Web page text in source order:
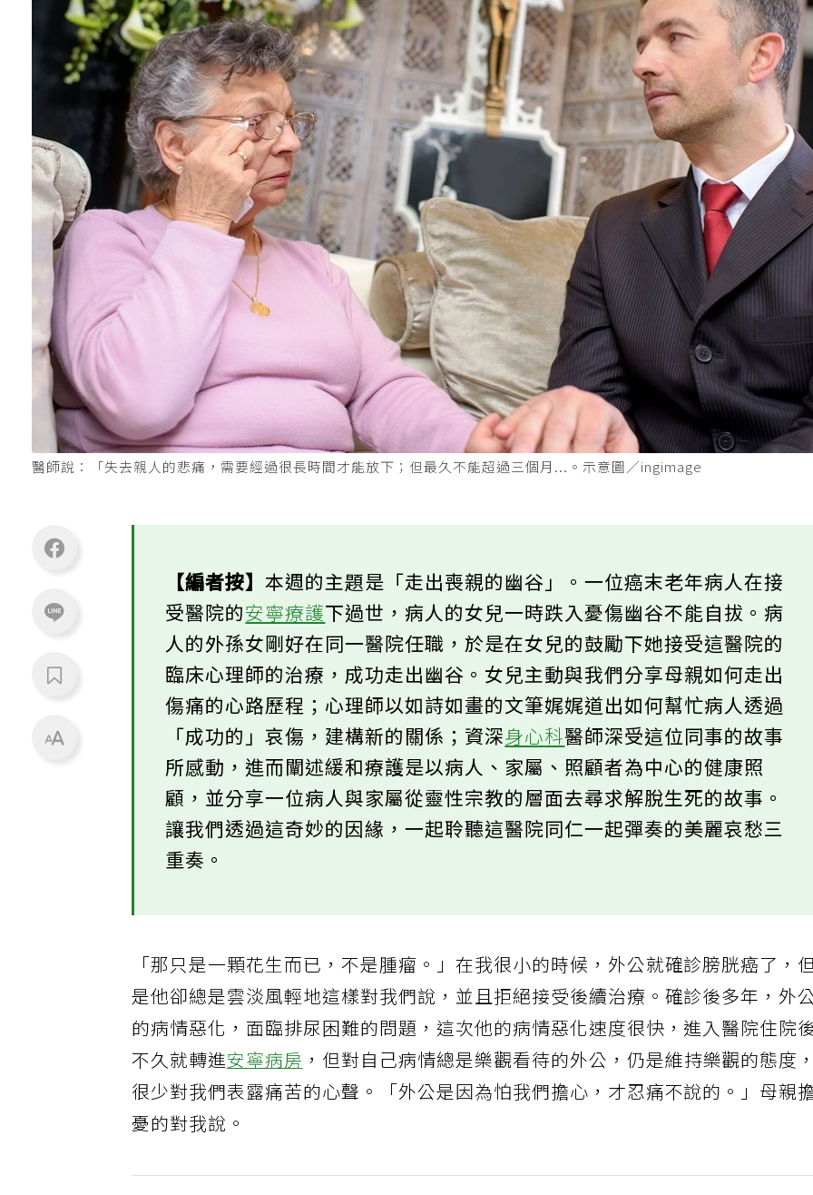
醫師說：「失去親人的悲痛，需要經過很長時間才能放下；但最久不能超過三個月...。示意圖／ingimage
【編者按】本週的主題是「走出喪親的幽谷」。一位癌末老年病人在接
受醫院的安寧療護 下過世，病人的女兒一時跌入憂傷幽谷不能自拔。病
人的外孫女剛好在同一醫院任職，於是在女兒的鼓勵下她接受這醫院的
臨床心理師的治療，成功走出幽谷。女兒主動與我們分享母親如何走出
傷痛的心路歷程；心理師以如詩如畫的文筆娓娓道出如何幫忙病人透過
「成功的」哀傷，建構新的關係；資深身心科醫師深受這位同事的故事
所感動，進而闡述緩和療護是以病人、家屬、照顧者為中心的健康照
顧，並分享一位病人與家屬從靈性宗教的層面去尋求解脫生死的故事。
讓我們透過這奇妙的因緣，一起聆聽這醫院同仁一起彈奏的美麗哀愁三
重奏。
「那只是一顆花生而已，不是腫瘤。」在我很小的時候，外公就確診膀胱癌了，
是他卻總是雲淡風輕地這樣對我們說，並且拒絕接受後續治療。確診後多年，外
的病情惡化，面臨排尿困難的問題，這次他的病情惡化速度很快，進入醫院住院
不久就轉進安寧病房 ，但對自己病情總是樂觀看待的外公，仍是維持樂觀的態度，
很少對我們表露痛苦的心聲。「外公是因為怕我們擔心，才忍痛不說的。」母親
憂的對我說。